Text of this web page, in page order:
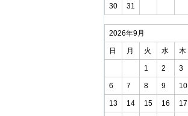
30 31
2026年9月
日 月 火 水 木
1 2 3
6 7 8 9 10
13 14 15 16 17